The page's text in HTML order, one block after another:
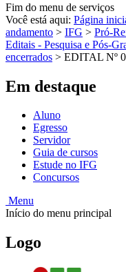
Fim do menu de serviços
Você está aqui: Página
andamento > IFG > Pró-
Editais - Pesquisa e Pós-
encerrados > EDITAL Nº
Em destaque
Aluno
Egresso
Servidor
Guia de cursos
Estude no IFG
Concursos
Menu
Início do menu principal
Logo